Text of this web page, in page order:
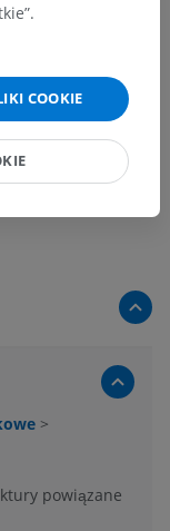
>
powiązane
COOKIE